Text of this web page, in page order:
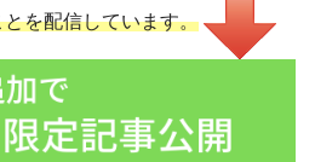
を配信しています。